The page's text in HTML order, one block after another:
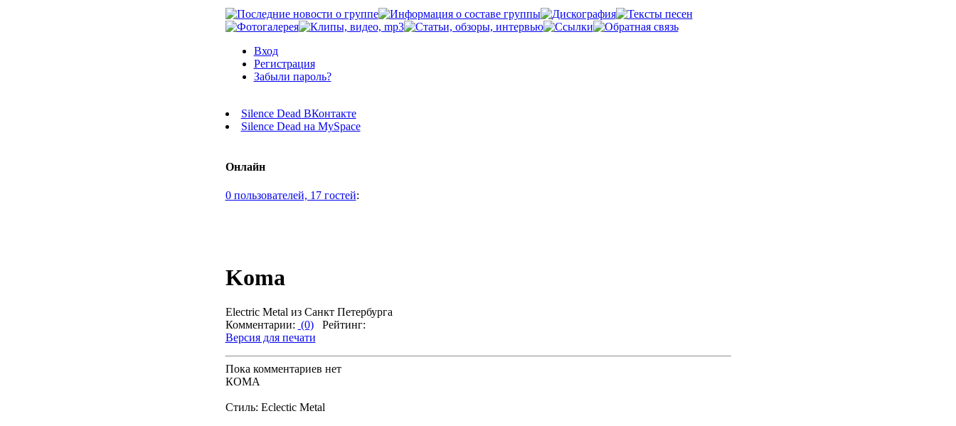
Вход
Регистрация
Забыли пароль?
Silence Dead ВКонтакте
Silence Dead на MySpace
Онлайн
0 пользователей, 17 гостей:
Koma
Electric Metal из Санкт Петербурга
Комментарии: (0)Рейтинг:
Версия для печати
Пока комментариев нет
КОМА
Стиль: Eclectic Metal